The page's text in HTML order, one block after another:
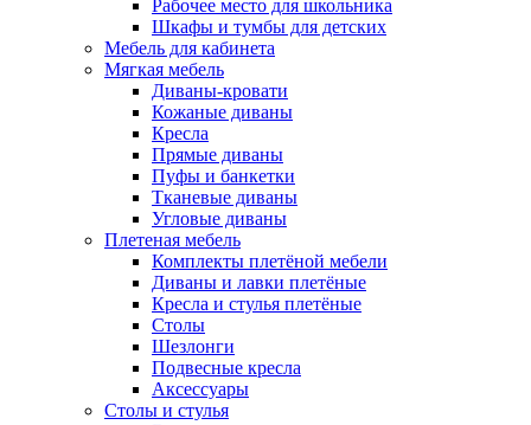
Рабочее место для школьника
Шкафы и тумбы для детских
Мебель для кабинета
Мягкая мебель
Диваны-кровати
Кожаные диваны
Кресла
Прямые диваны
Пуфы и банкетки
Тканевые диваны
Угловые диваны
Плетеная мебель
Комплекты плетёной мебели
Диваны и лавки плетёные
Кресла и стулья плетёные
Столы
Шезлонги
Подвесные кресла
Аксессуары
Столы и стулья